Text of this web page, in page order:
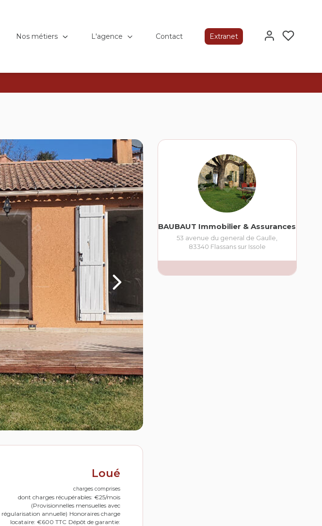
Nos métiers L'agence Contact Extranet
Loué
charges comprises
dont charges récupérables: €25/mois
(Provisionnelles mensuelles avec
régularisation annuelle) Honoraires charge
locataire: €600 TTC Dépôt de garantie:
BAUBAUT Immobilier & Assurances
53 avenue du general de Gaulle
83340 Flassans sur Issole